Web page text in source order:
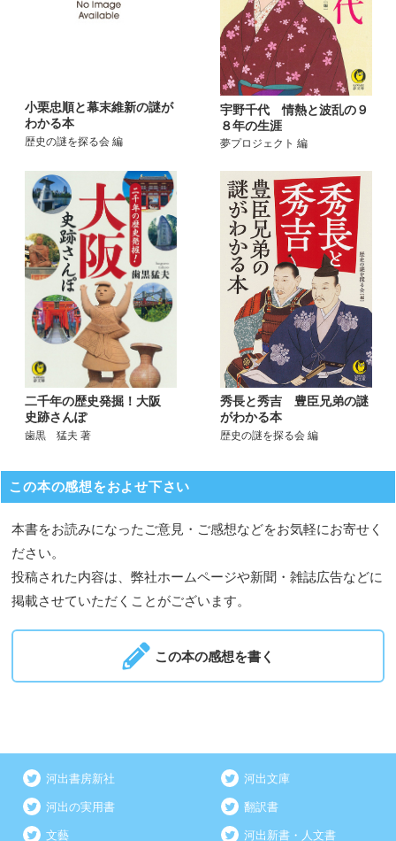
小栗忠順と幕末維新の謎が
わかる本
歴史の謎を探る会 編
宇野千代 情熱と波乱の９
８年の生涯
夢プロジェクト 編
二千年の歴史発掘！大阪
史跡さんぽ
歯黒 猛夫 著
秀長と秀吉 豊臣兄弟の謎
がわかる本
歴史の謎を探る会 編
この本の感想をおよせ下さい
本書をお読みになったご意見・ご感想などをお気軽にお寄せく
ださい。
投稿された内容は、弊社ホームページや新聞・雑誌広告などに
掲載させていただくことがございます。
この本の感想を書く
河出書房新社 河出文庫
河出の実用書 翻訳書
文藝 河出新書・人文書